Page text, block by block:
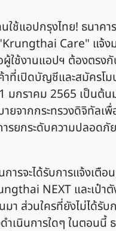
ใช้แอปกรุงไทย! ธนาคา
Care" แจ้ง
ใช้งานแอปฯ ต้องตรงกั
าที่เปิดบัญชีและสมัครโ
มกราคม 2565 เป็นต้น
ยจากกระทรวงดิจิทัลเ
รยกระดับความปลอดภั
ารจะได้รับการแจ้งเตือ
NEXT และเป๋า
า ส่วนใครที่ยังไม่ได้รับ
เนินการใดๆ ในตอนนี้